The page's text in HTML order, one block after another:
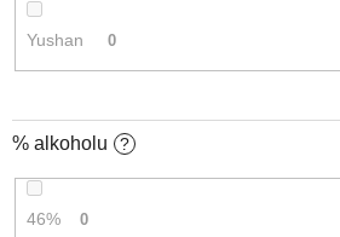
Yushan 0
% alkoholu ?
46% 0